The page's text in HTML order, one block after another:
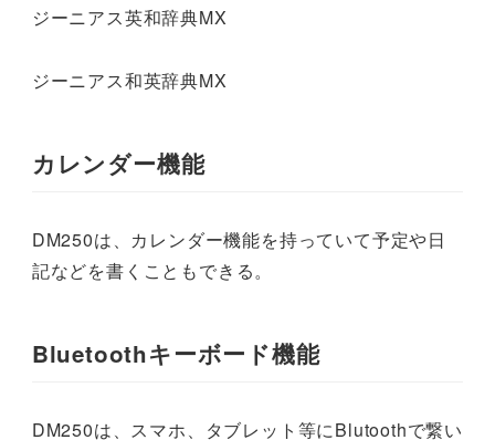
ジーニアス英和辞典MX
ジーニアス和英辞典MX
カレンダー機能
DM250は、カレンダー機能を持っていて予定や日
記などを書くこともできる。
Bluetoothキーボード機能
DM250は、スマホ、タブレット等にBlutoothで繋い